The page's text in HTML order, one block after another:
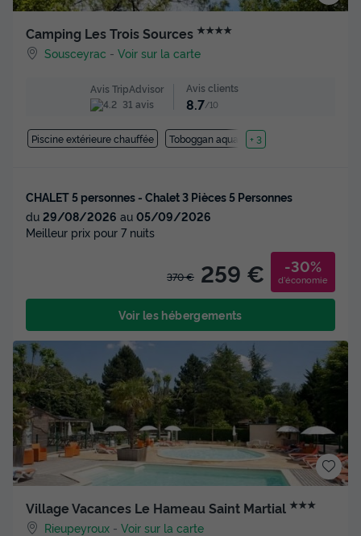
Camping Les Trois Sources ★★★★
Sousceyrac -Voir sur la carte
Avis TripAdvisor
31 avis
Avis clients
8.7/10
Piscine extérieure chauffée Toboggan aquatique
+ 3
CHALET 5 personnes - Chalet 3 Pièces 5 Personnes
du 29/08/2026 au 05/09/2026
Meilleur prix pour 7 nuits
370 € 259 € -30%
d'économie
Voir les hébergements
Village Vacances Le Hameau Saint Martial ★★★
Rieupeyroux -Voir sur la carte